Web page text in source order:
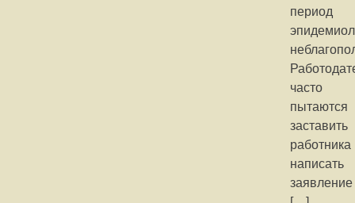
период
часто
пытаются
заставить
работника
написать
заявление